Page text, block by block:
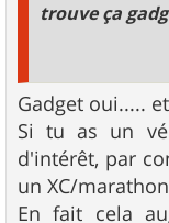
trouve ça
Gadget oui.....
Si tu as un
d'intérêt, par
un XC/
En fait cela